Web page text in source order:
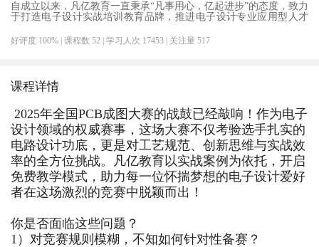
自成立以来，凡亿教育一直秉承“凡事用心，亿起进步”的态度，致力
于打造电子设计实战培训教育品牌，推进电子设计专业应用型人才
好评度 100% | 课程数 52 | 学习人次 17453 | 关注量 517
课程详情
2025年全国PCB成图大赛的战鼓已经敲响！作为电子
设计领域的权威赛事，这场大赛不仅考验选手扎实的
电路设计功底，更是对工艺规范、创新思维与实战效
率的全方位挑战。 凡亿教育以实战案例为依托 ，开启
免费教学模式，助力每一位怀揣梦想的电子设计爱好
者在这场激烈的竞赛中脱颖而出！
你是否面临这些问题？
1）对竞赛规则模糊，不知如何针对性备赛？